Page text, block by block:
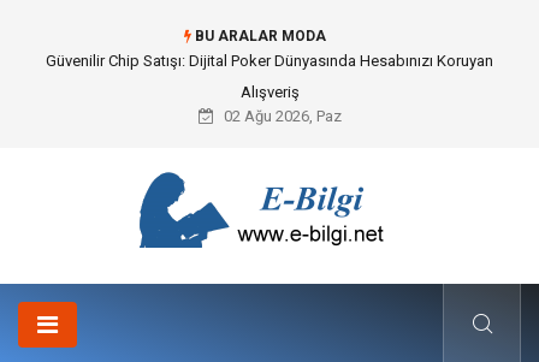
BU ARALAR MODA
Bahçe Çiti Kültürü ve Modern Peyzaj Mimarisindeki Hayati Rolü
02 Ağu 2026, Paz